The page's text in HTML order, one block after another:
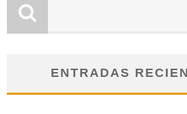
ENTRADAS